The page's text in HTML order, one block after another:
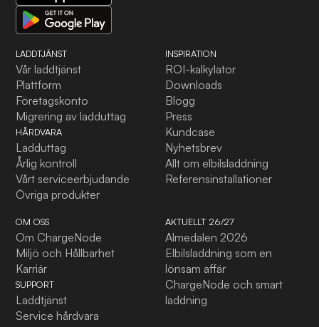
LADDTJÄNST
Vår laddtjänst
Plattform
Företagskonto
Migrering av ladduttag
HÅRDVARA
Ladduttag
Årlig kontroll
Vårt serviceerbjudande
Övriga produkter
INSPIRATION
ROI-kalkylator
Downloads
Blogg
Press
Kundcase
Nyhetsbrev
Allt om elbilsladdning
Referensinstallationer
OM OSS
Om ChargeNode
Miljö och Hållbarhet
Karriär
SUPPORT
Laddtjänst
Service hårdvara
AKTUELLT 26/27
Almedalen 2026
Elbilsladdning som en
lönsam affär
ChargeNode och smart
laddning